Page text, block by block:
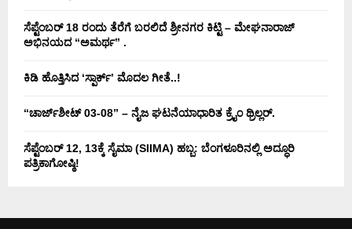
ಸೆಪ್ಟೆಂಬರ್ 18 ರಂದು ತೆರೆಗೆ ಬರಲಿದೆ ಶ್ರೀನಗರ ಕಿಟ್ಟಿ – ಮೇಘನಾರಾಜ್
ಅಭಿನಯದ “ಅಮರ್ಥ” .
ಕಿಡಿ‌‌ ಹೊತ್ತಿಸಿದ ‘ಸ್ಪಾರ್ಕ್’ ಮೊದಲ‌ ಗೀತೆ..!
“ಚಾರ್ಜ್‌ಶೀಟ್ 03-08” – ನೈಜ ಘಟನೆಯಾಧಾರಿತ ಕ್ರೈಂ ಥ್ರಿಲ್ಲರ್.
ಸೆಪ್ಟೆಂಬರ್ 12, 13ಕ್ಕೆ ಸೈಮಾ (SIIMA) ಹಬ್ಬ: ಬೆಂಗಳೂರಿನಲ್ಲಿ ಅದ್ಧೂರಿ
ಪತ್ರಿಕಾಗೋಷ್ಠಿ!